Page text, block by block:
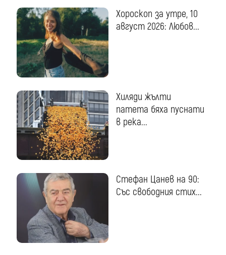
Хороскоп за утре, 10
август 2026: Любов...
Хиляди жълти
патета бяха пуснати
в река...
Стефан Цанев на 90:
Със свободния стих...